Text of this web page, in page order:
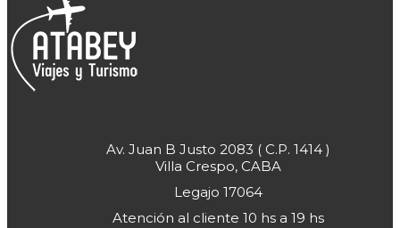
Av. Juan B Justo 2083 ( C.P. 1414 )
Villa Crespo, CABA
Legajo 17064
Atención al cliente 10 hs a 19 hs